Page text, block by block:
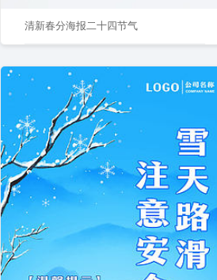
清新春分海报二十四节气